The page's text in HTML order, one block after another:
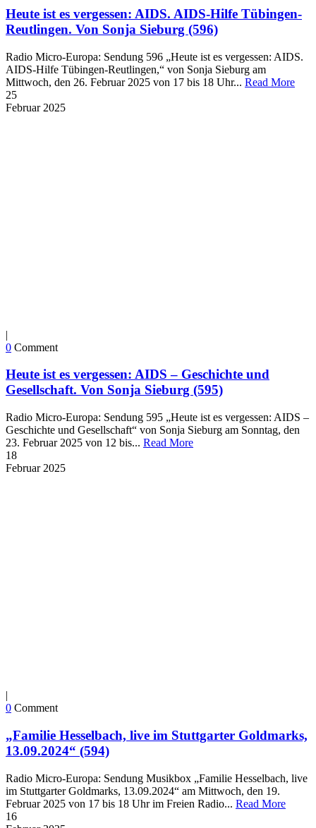
Heute ist es vergessen: AIDS. AIDS-Hilfe Tübingen-
Reutlingen. Von Sonja Sieburg (596)
Radio Micro-Europa: Sendung 596 „Heute ist es vergessen: AIDS.
AIDS-Hilfe Tübingen-Reutlingen,“ von Sonja Sieburg am
Mittwoch, den 26. Februar 2025 von 17 bis 18 Uhr... Read More
25
Februar 2025
|
0 Comment
Heute ist es vergessen: AIDS – Geschichte und
Gesellschaft. Von Sonja Sieburg (595)
Radio Micro-Europa: Sendung 595 „Heute ist es vergessen: AIDS –
Geschichte und Gesellschaft“ von Sonja Sieburg am Sonntag, den
23. Februar 2025 von 12 bis... Read More
18
Februar 2025
|
0 Comment
„Familie Hesselbach, live im Stuttgarter Goldmarks,
13.09.2024“ (594)
Radio Micro-Europa: Sendung Musikbox „Familie Hesselbach, live
im Stuttgarter Goldmarks, 13.09.2024“ am Mittwoch, den 19.
Februar 2025 von 17 bis 18 Uhr im Freien Radio... Read More
16